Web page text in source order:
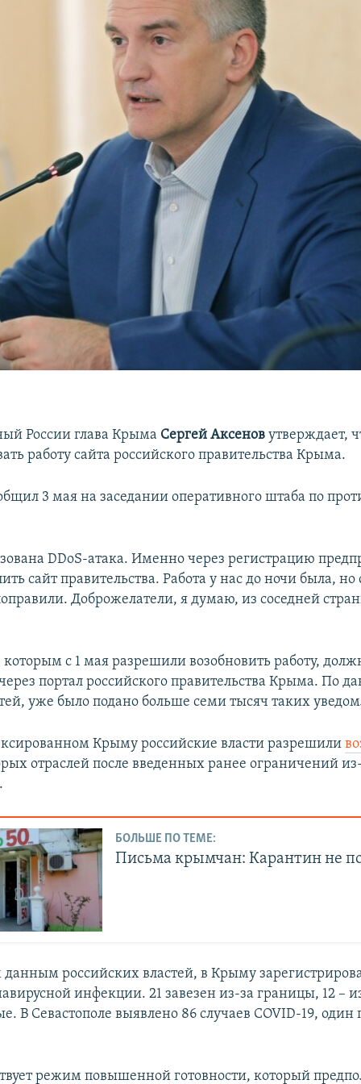
России глава Крыма Сергей Аксеновутверждает,
работу сайта российского правительства Крыма.
3 мая на заседании оперативного штаба по
DDoS-атака. Именно через регистрацию
сайт правительства. Работа у нас до ночи была,
Доброжелатели, я думаю, из соседней
с 1 мая разрешили возобновить работу,
портал российского правительства Крыма. По
уже было подано больше семи тысяч таких
Крыму российские власти разрешили
отраслей после введенных ранее ограничений
БОЛЬШЕ ПО ТЕМЕ:
Письма крымчан: Карантин не
российских властей, в Крыму
инфекции. 21 завезен из-за границы, 12 –
В Севастополе выявлено 86 случаев COVID-19, один
режим повышенной готовности, который